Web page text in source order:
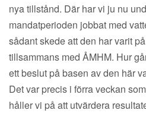
nya tillstånd. Där har vi ju nu
mandatperioden jobbat med
sådant skede att den har varit
tillsammans med ÅMHM. Hur
ett beslut på basen av den här
Det var precis i förra veckan
håller vi på att utvärdera